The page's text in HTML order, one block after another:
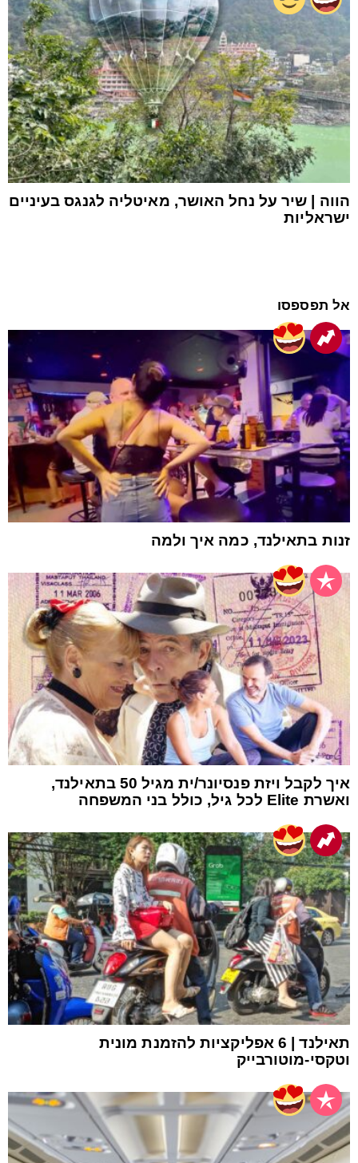
הווה | שיר על נחל האושר, מאיטליה לגנגס בעיניים
ישראליות
אל תפספסו
זנות בתאילנד, כמה איך ולמה
איך לקבל ויזת פנסיונר/ית מגיל 50 בתאילנד,
ואשרת Elite לכל גיל, כולל בני המשפחה
תאילנד | 6 אפליקציות להזמנת מונית
וטקסי-מוטורבייק